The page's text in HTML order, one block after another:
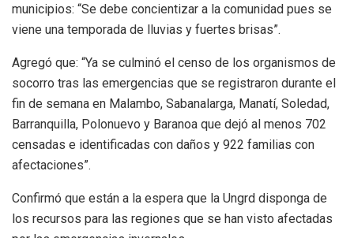
municipios: “Se debe concientizar a la comunidad pues se
viene una temporada de lluvias y fuertes brisas”.
Agregó que: “Ya se culminó el censo de los organismos de
socorro tras las emergencias que se registraron durante el
fin de semana en Malambo, Sabanalarga, Manatí, Soledad,
Barranquilla, Polonuevo y Baranoa que dejó al menos 702
censadas e identificadas con daños y 922 familias con
afectaciones”.
Confirmó que están a la espera que la Ungrd disponga de
los recursos para las regiones que se han visto afectadas